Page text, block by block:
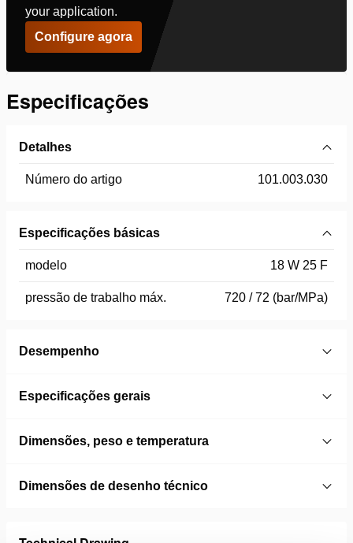
your application.
Configure agora
Especificações
Detalhes
Número do artigo 101.003.030
Especificações básicas
modelo 18 W 25 F
pressão de trabalho máx. 720 / 72 (bar/MPa)
Desempenho
Especificações gerais
Dimensões, peso e temperatura
Dimensões de desenho técnico